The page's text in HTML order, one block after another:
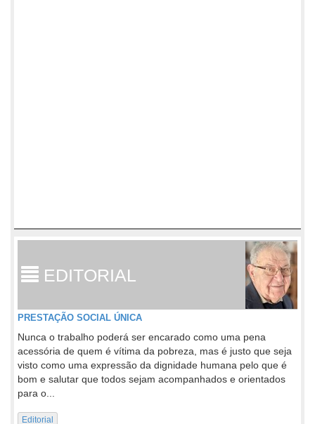
EDITORIAL
PRESTAÇÃO SOCIAL ÚNICA
Nunca o trabalho poderá ser encarado como uma pena
acessória de quem é vítima da pobreza, mas é justo que seja
visto como uma expressão da dignidade humana pelo que é
bom e salutar que todos sejam acompanhados e orientados
para o...
Editorial